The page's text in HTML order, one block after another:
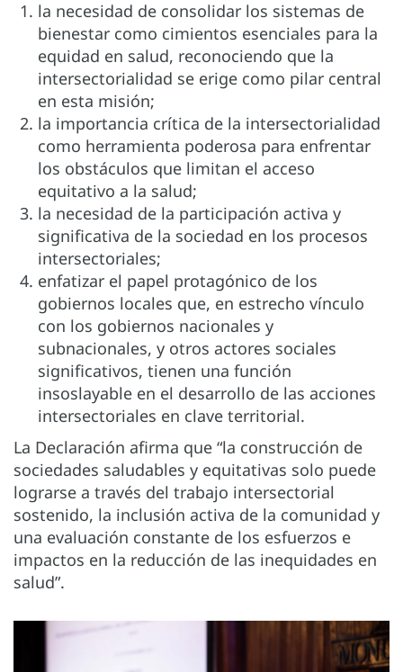
la necesidad de consolidar los sistemas de
bienestar como cimientos esenciales para la
equidad en salud, reconociendo que la
intersectorialidad se erige como pilar central
en esta misión;
la importancia crítica de la intersectorialidad
como herramienta poderosa para enfrentar
los obstáculos que limitan el acceso
equitativo a la salud;
la necesidad de la participación activa y
significativa de la sociedad en los procesos
intersectoriales;
enfatizar el papel protagónico de los
gobiernos locales que, en estrecho vínculo
con los gobiernos nacionales y
subnacionales, y otros actores sociales
significativos, tienen una función
insoslayable en el desarrollo de las acciones
intersectoriales en clave territorial.
La Declaración afirma que “la construcción de
sociedades saludables y equitativas solo puede
lograrse a través del trabajo intersectorial
sostenido, la inclusión activa de la comunidad y
una evaluación constante de los esfuerzos e
impactos en la reducción de las inequidades en
salud”.